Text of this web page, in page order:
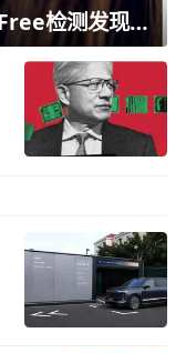
81款主流耳机全军覆没：ToxFree检测发现均含对人体有害化学物质